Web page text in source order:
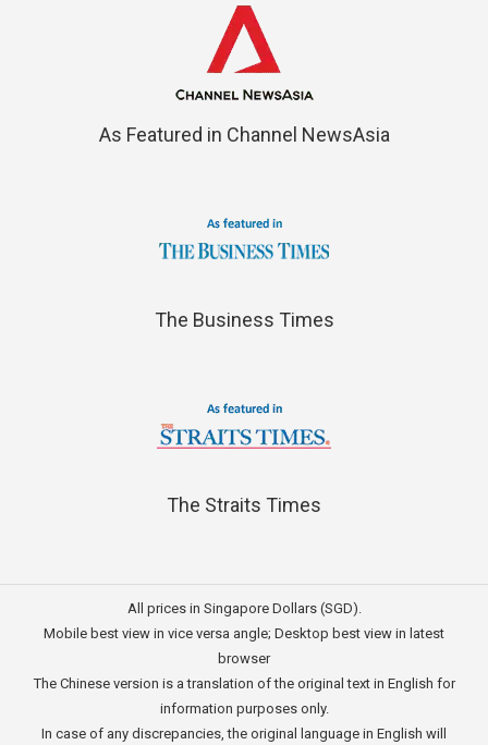
As Featured in Channel NewsAsia
The Business Times
The Straits Times
All prices in Singapore Dollars (SGD).
Mobile best view in vice versa angle; Desktop best view in latest
browser
The Chinese version is a translation of the original text in English for
information purposes only.
In case of any discrepancies, the original language in English will